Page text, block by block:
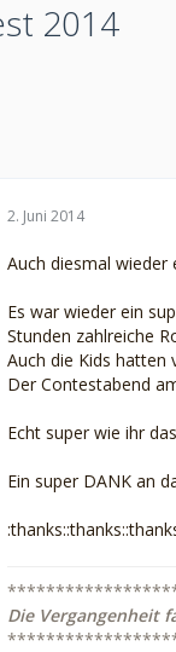
2014
2. Juni 2014
Auch diesmal wieder
Es war wieder ein
Stunden zahlreiche
Auch die Kids hatten
Der Contestabend
Echt super wie ihr
Ein super DANK an
Die Vergangenheit